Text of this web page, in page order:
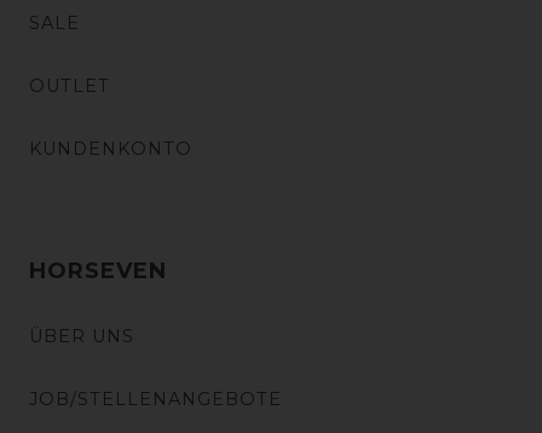
SALE
OUTLET
KUNDENKONTO
HORSEVEN
ÜBER UNS
JOB/STELLENANGEBOTE